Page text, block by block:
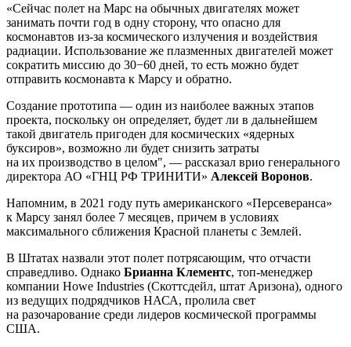
«Сейчас полет на Марс на обычных двигателях может
занимать почти год в одну сторону, что опасно для
космонавтов из-за космического излучения и воздействия
радиации. Использование же плазменных двигателей может
сократить миссию до 30−60 дней, то есть можно будет
отправить космонавта к Марсу и обратно.
Создание прототипа — один из наиболее важных этапов
проекта, поскольку он определяет, будет ли в дальнейшем
такой двигатель пригоден для космических «ядерных
буксиров», возможно ли будет снизить затраты
на их производство в целом", — рассказал врио генерального
директора АО «ГНЦ РФ ТРИНИТИ» Алексей Воронов.
Напомним, в 2021 году путь американского «Персеверанса»
к Марсу занял более 7 месяцев, причем в условиях
максимального сближения Красной планеты с Землей.
В Штатах назвали этот полет потрясающим, что отчасти
справедливо. Однако Брианна Клементс, топ-менеджер
компании Howe Industries (Скоттсдейл, штат Аризона), одного
из ведущих подрядчиков НАСА, пролила свет
на разочарование среди лидеров космической программы
США.